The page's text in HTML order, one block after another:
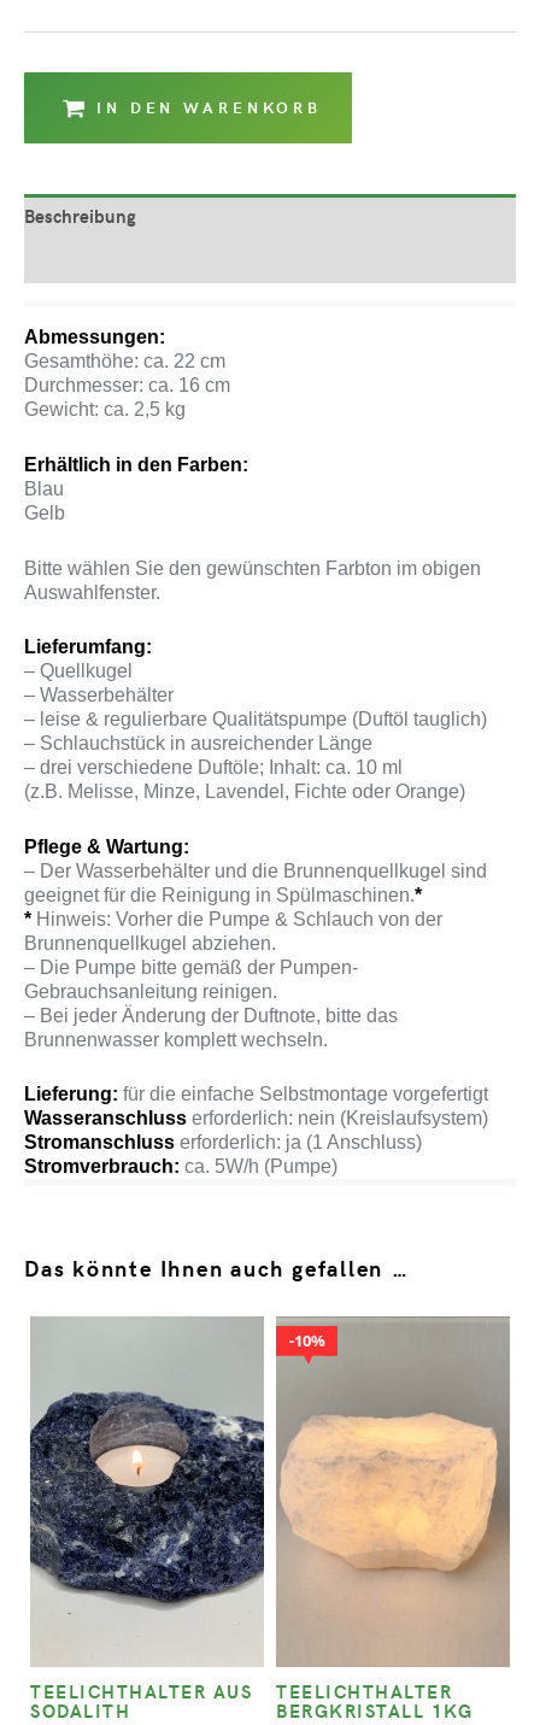
IN DEN WARENKORB
Beschreibung
Abmessungen:
Gesamthöhe: ca. 22 cm
Durchmesser: ca. 16 cm
Gewicht: ca. 2,5 kg
Erhältlich in den Farben:
Blau
Gelb
Bitte wählen Sie den gewünschten Farbton im obigen
Auswahlfenster.
Lieferumfang:
– Quellkugel
– Wasserbehälter
– leise & regulierbare Qualitätspumpe (Duftöl tauglich)
– Schlauchstück in ausreichender Länge
– drei verschiedene Duftöle; Inhalt: ca. 10 ml
(z.B. Melisse, Minze, Lavendel, Fichte oder Orange)
Pflege & Wartung:
– Der Wasserbehälter und die Brunnenquellkugel sind
geeignet für die Reinigung in Spülmaschinen.*
* Hinweis: Vorher die Pumpe & Schlauch von der
Brunnenquellkugel abziehen.
– Die Pumpe bitte gemäß der Pumpen-
Gebrauchsanleitung reinigen.
– Bei jeder Änderung der Duftnote, bitte das
Brunnenwasser komplett wechseln.
Lieferung: für die einfache Selbstmontage vorgefertigt
Wasseranschluss erforderlich: nein (Kreislaufsystem)
Stromanschluss erforderlich: ja (1 Anschluss)
Stromverbrauch: ca. 5W/h (Pumpe)
Das könnte Ihnen auch gefallen …
TEELICHTHALTER AUS
SODALITH
10%
TEELICHTHALTER
BERGKRISTALL 1KG